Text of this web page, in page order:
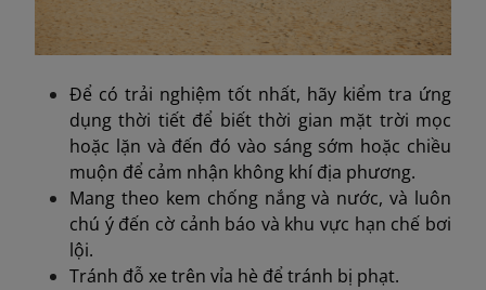
Để có trải nghiệm tốt nhất, hãy kiểm tra ứng
dụng thời tiết để biết thời gian mặt trời mọc
hoặc lặn và đến đó vào sáng sớm hoặc chiều
muộn để cảm nhận không khí địa phương.
Mang theo kem chống nắng và nước, và luôn
chú ý đến cờ cảnh báo và khu vực hạn chế bơi
lội.
Tránh đỗ xe trên vỉa hè để tránh bị phạt.